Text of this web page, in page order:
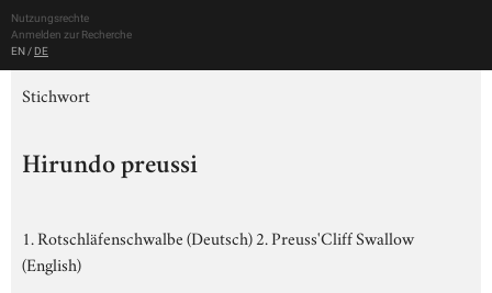
Nutzungsrechte
Anmelden zur Recherche
EN / DE
Stichwort
Hirundo preussi
1. Rotschläfenschwalbe (Deutsch) 2. Preuss'Cliff Swallow
(English)